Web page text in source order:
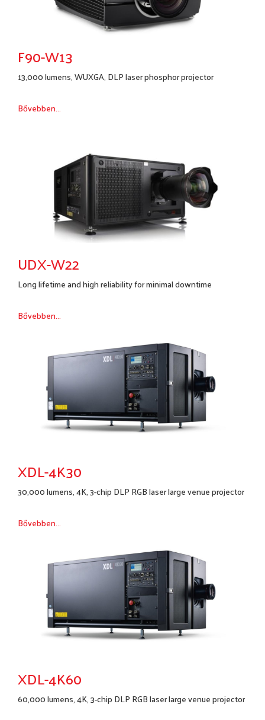
F90-W13
13,000 lumens, WUXGA, DLP laser phosphor projector
Bővebben...
UDX-W22
Long lifetime and high reliability for minimal downtime
Bővebben...
XDL-4K30
30,000 lumens, 4K, 3-chip DLP RGB laser large venue projector
Bővebben...
XDL-4K60
60,000 lumens, 4K, 3-chip DLP RGB laser large venue projector